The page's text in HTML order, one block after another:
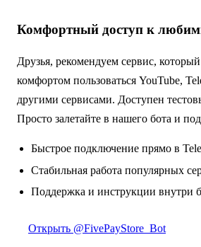
Комфортный доступ к
Друзья, рекомендуем сервис,
комфортом пользоваться YouTube,
другими сервисами. Доступен
Просто залетайте в нашего бота и
Быстрое подключение прямо в
Стабильная работа популярных
Поддержка и инструкции внутри
Открыть @FivePayStore_Bot